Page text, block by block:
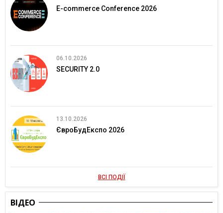
E-commerce Conference 2026
06.10.2026
SECURITY 2.0
13.10.2026
ЄвроБудЕкспо 2026
ВСІ ПОДІЇ
ВІДЕО